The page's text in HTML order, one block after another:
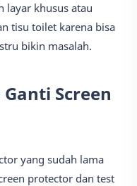
layar khusus atau
tisu toilet karena bisa
bikin masalah.
Screen
yang sudah lama
protector dan test